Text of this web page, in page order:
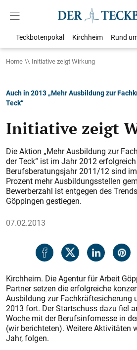
Teckbotenpokal Kirchheim Rund
Home Initiative zeigt Wirkung
Auch in 2013 „Mehr Ausbildung zur
Teck“
Initiative zeigt
Die Aktion „Mehr Ausbildung zur
der Teck“ ist im Jahr 2012
Berufsberatungsjahr 2011/12 sind
Prozent mehr Ausbildungsstellen
Bewerberzahl ist entgegen des
Göppingen gestiegen.
07.02.2013
Kirchheim. Die Agentur für Arbeit
Partner setzen die erfolgreiche
Ausbildung zur Fachkräftesicherung
2013 fort. Der Startschuss dazu fiel
Woche mit der Berufsinfomesse in
(wir berichteten). Weitere Aktivitäten
Jahr, folgen.